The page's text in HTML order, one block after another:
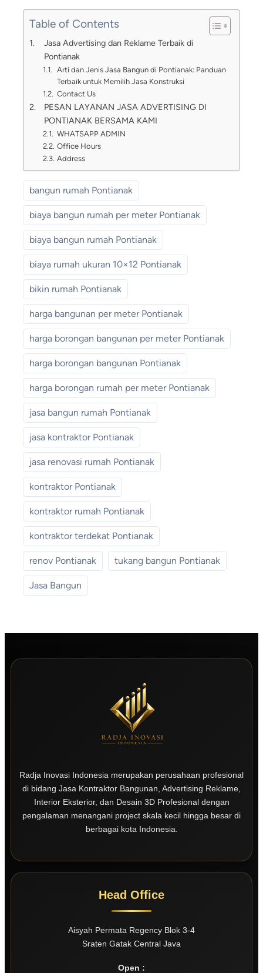
Table of Contents
Jasa Advertising dan Reklame Terbaik di
Pontianak
Arti dan Jenis Jasa Bangun di Pontianak: Panduan
Terbaik untuk Memilih Jasa Konstruksi
Contact Us
PESAN LAYANAN JASA ADVERTISING DI
PONTIANAK BERSAMA KAMI
WHATSAPP ADMIN
Office Hours
Address
bangun rumah Pontianak
biaya bangun rumah per meter Pontianak
biaya bangun rumah Pontianak
biaya rumah ukuran 10×12 Pontianak
bikin rumah Pontianak
harga bangunan per meter Pontianak
harga borongan bangunan per meter Pontianak
harga borongan bangunan Pontianak
harga borongan rumah per meter Pontianak
jasa bangun rumah Pontianak
jasa kontraktor Pontianak
jasa renovasi rumah Pontianak
kontraktor Pontianak
kontraktor rumah Pontianak
kontraktor terdekat Pontianak
renov Pontianak tukang bangun Pontianak
Jasa Bangun
Radja Inovasi Indonesia merupakan perusahaan profesional
di bidang Jasa Kontraktor Bangunan, Advertising Reklame,
Interior Eksterior, dan Desain 3D Profesional dengan
pengalaman menangani project skala kecil hingga besar di
berbagai kota Indonesia.
Head Office
Aisyah Permata Regency Blok 3-4
Sraten Gatak Central Java
Open :